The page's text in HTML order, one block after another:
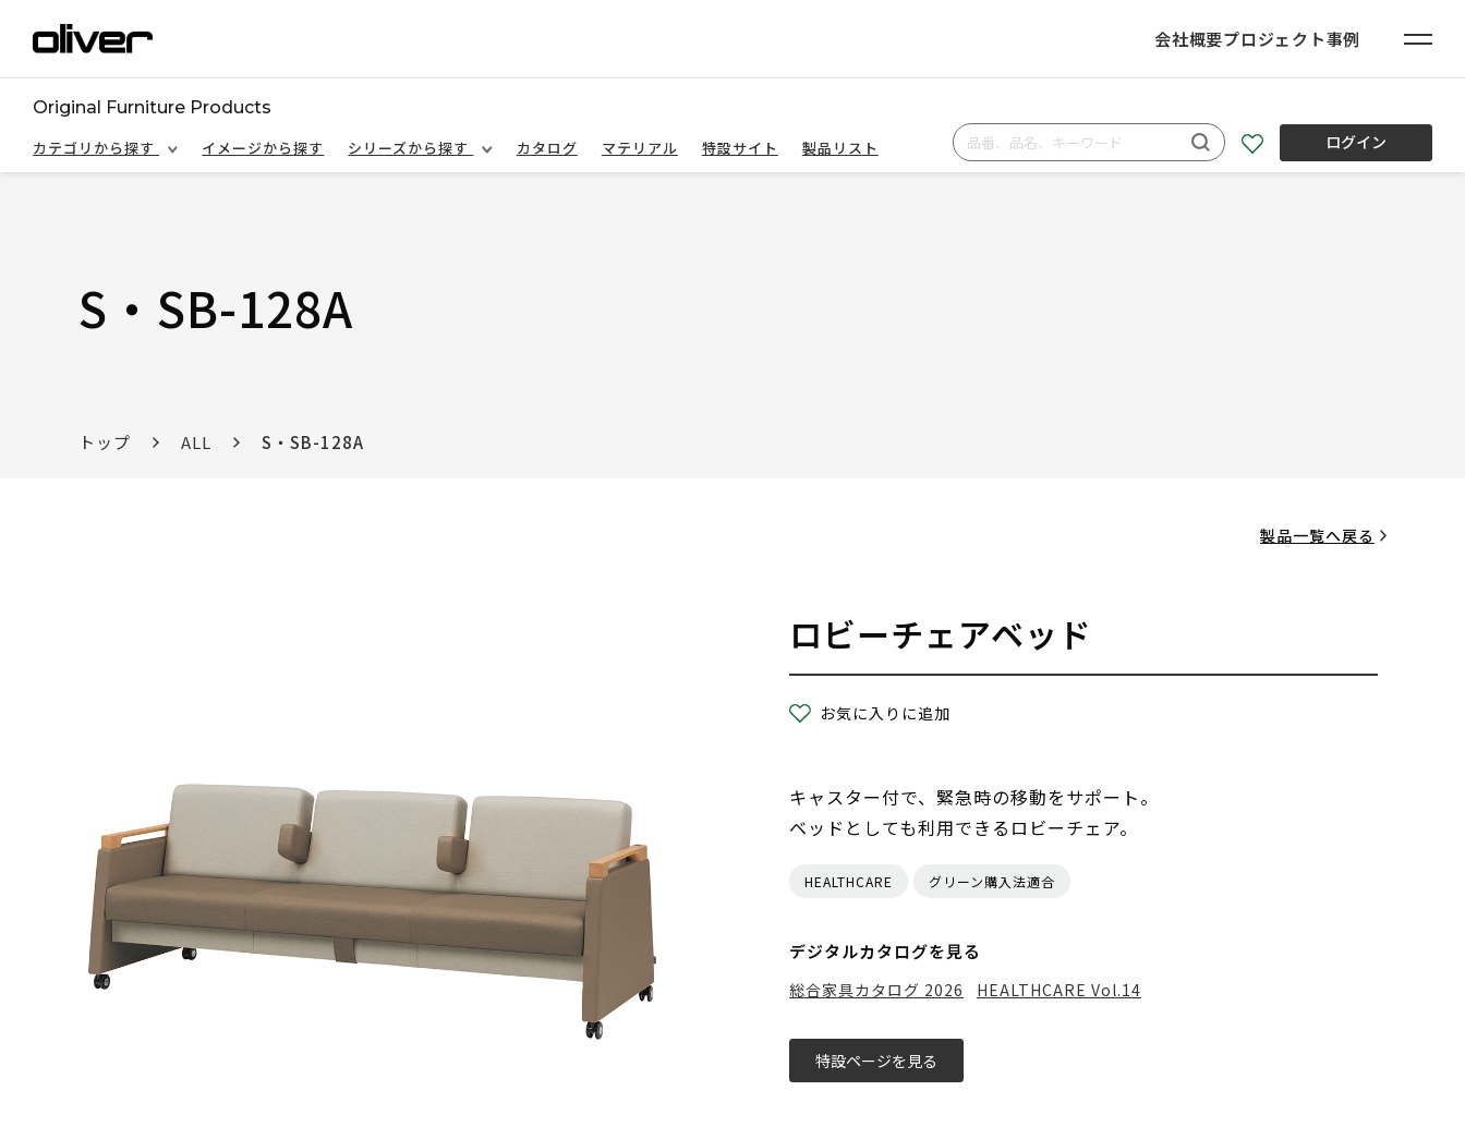
会社概要プロジェクト事例
Original Furniture Products
カテゴリから探す
イメージから探す シリーズから探す カタログ マテリアル 特設サイト 製品リスト ログイン
S・SB-128A
トップ ALL S・SB-128A
製品一覧へ戻る
ロビーチェアベッド
お気に入りに追加
キャスター付で、緊急時の移動をサポート。
ベッドとしても利用できるロビーチェア。
HEALTHCARE グリーン購入法適合
デジタルカタログを見る
総合家具カタログ 2026 HEALTHCARE Vol.14
特設ページを見る